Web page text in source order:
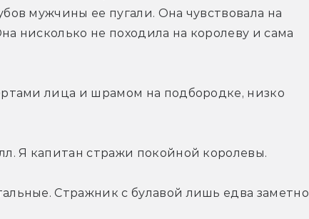
мужчины ее пугали. Она чувствовала на
нисколько не походила на королеву и сама
лица и шрамом на подбородке, низко
Я капитан стражи покойной королевы.
Стражник с булавой лишь едва заметно